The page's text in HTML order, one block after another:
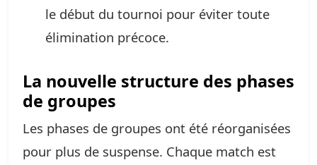
le début du tournoi pour éviter toute
élimination précoce.
La nouvelle structure des phases
de groupes
Les phases de groupes ont été réorganisées
pour plus de suspense. Chaque match est